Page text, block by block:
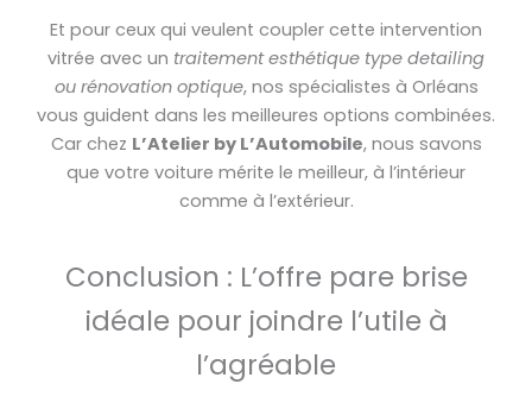
Et pour ceux qui veulent coupler cette intervention
vitrée avec un traitement esthétique type detailing
ou rénovation optique, nos spécialistes à Orléans
vous guident dans les meilleures options combinées.
Car chez L’Atelier by L’Automobile, nous savons
que votre voiture mérite le meilleur, à l’intérieur
comme à l’extérieur.
Conclusion : L’offre pare brise
idéale pour joindre l’utile à
l’agréable